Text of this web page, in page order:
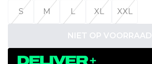
S
M L XL XXL
NIET OP VOORRAAD